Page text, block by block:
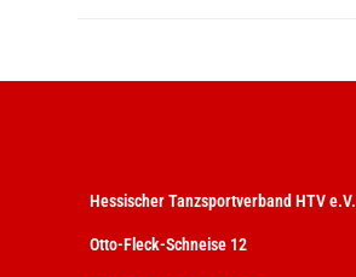
Hessischer Tanzsportverband HTV e.V.
Otto-Fleck-Schneise 12